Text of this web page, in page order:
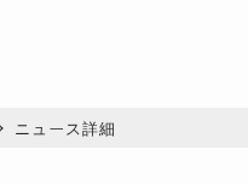
ニュース詳細